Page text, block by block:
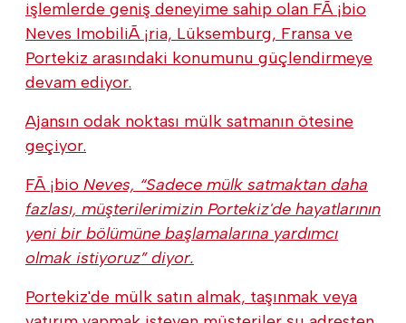
işlemlerde geniş deneyime sahip olan FÃ ¡bio
Neves ImobiliÃ ¡ria, Lüksemburg, Fransa ve
Portekiz arasındaki konumunu güçlendirmeye
devam ediyor.
Ajansın odak noktası mülk satmanın ötesine
geçiyor.
FÃ ¡bio Neves, “Sadece mülk satmaktan daha
fazlası, müşterilerimizin Portekiz'de hayatlarının
yeni bir bölümüne başlamalarına yardımcı
olmak istiyoruz” diyor.
Portekiz'de mülk satın almak, taşınmak veya